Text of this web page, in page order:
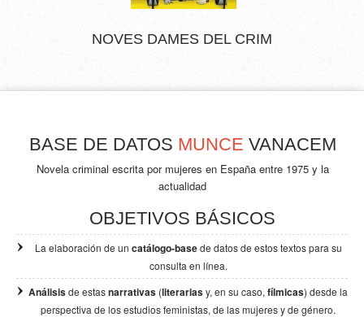
NOVES DAMES DEL CRIM
BASE DE DATOS MUNCE VANACEM
Novela criminal escrita por mujeres en España entre 1975 y la
actualidad
OBJETIVOS BÁSICOS
La elaboración de un catálogo-basede datos de estos textos para su
consulta en línea.
Análisisde estasnarrativas (literariasy, en su caso, fílmicas) desde la
perspectiva de losestudios feministas, de las mujeres y de género.